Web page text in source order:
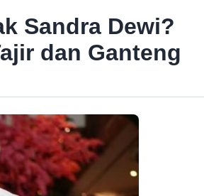
Sandra Dewi?
dan Ganteng